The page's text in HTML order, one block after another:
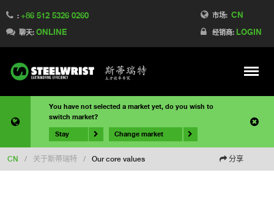
市场: CN
经销商: LOGIN
: +86 512 5326 0260
聊天: ONLINE
Meny
You have not selected a market yet, do you wish to
switch market?
Stay Change market
CN / 关于斯蒂瑞特 / Our core values 分享